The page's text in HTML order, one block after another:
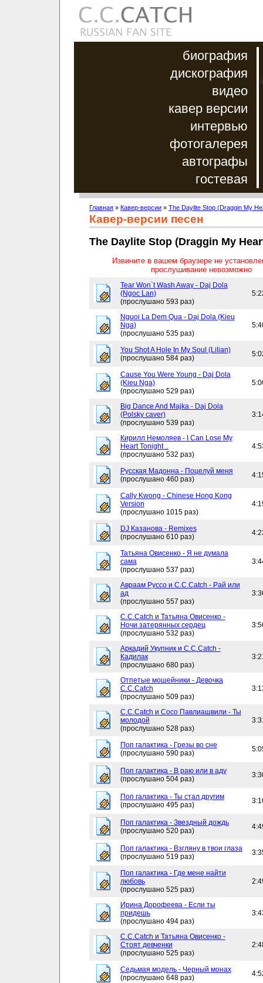
биография
дискография
видео
кавер версии
интервью
фотогалерея
автографы
гостевая
Главная » Кавер-версии » The Daylite Stop (Draggin My
Кавер-версии песен
The Daylite Stop (Draggin My
Извините в вашем браузере не
прослушивание невозможно
Tear Won`t Wash Away - Daj Dola
(Ngoc Lan)
(прослушано 593 раз)
Nguoi La Dem Qua - Daj Dola (Kieu
Nga)
(прослушано 535 раз)
You Shot A Hole In My Soul (Lilian)
(прослушано 584 раз)
Cause You Were Young - Daj Dola
(Kieu Nga)
(прослушано 529 раз)
Big Dance And Majka - Daj Dola
(Polsky caver)
(прослушано 539 раз)
Кирилл Немоляев - I Can Lose My
Heart Tonight ..
(прослушано 532 раз)
Русская Мадонна - Поцелуй меня
(прослушано 460 раз)
Cally Kwong - Chinese Hong Kong
Version
(прослушано 1015 раз)
DJ Казанова - Remixes
(прослушано 610 раз)
Татьяна Овисенко - Я не думала
сама
(прослушано 537 раз)
Авраам Руссо и C.C.Catch - Рай или
ад
(прослушано 557 раз)
C.C.Catch и Татьяна Овисенко -
Ночи затерянных сердец
(прослушано 532 раз)
Аркадий Укупник и C.C.Catch -
Кадилак
(прослушано 680 раз)
Отпетые мошейники - Девочка
C.C.Catch
(прослушано 509 раз)
C.C.Catch и Сосо Павлиашвили - Ты
молодой
(прослушано 528 раз)
Поп галактика - Грезы во сне
(прослушано 590 раз)
Поп галактика - В раю или в аду
(прослушано 504 раз)
Поп галактика - Ты стал другим
(прослушано 495 раз)
Поп галактика - Звездный дождь
(прослушано 520 раз)
Поп галактика - Взгляну в твои глаза
(прослушано 519 раз)
Поп галактика - Где мене найти
любовь
(прослушано 525 раз)
Ирина Дорофеева - Если ты
придешь
(прослушано 494 раз)
C.C.Catch и Татьяна Овисенко -
Стоят девченки
(прослушано 525 раз)
Седьмая модель - Черный монах
(прослушано 648 раз)